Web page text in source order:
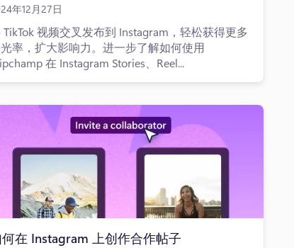
年12月27日
TikTok 视频交叉发布到 Instagram，轻松获得更多
率，扩大影响力。进一步了解如何使用
在 Instagram Stories、Reel...
在 Instagram 上创作合作帖子